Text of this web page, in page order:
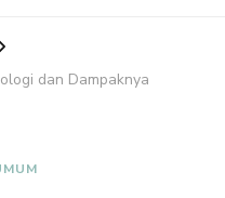
dan Dampaknya